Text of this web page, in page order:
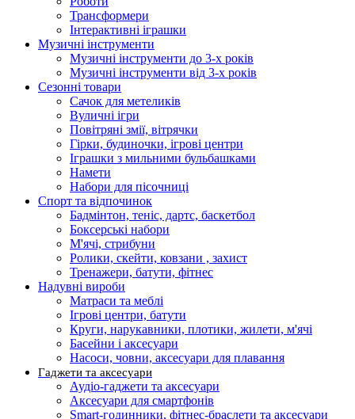
Трансформери
Інтерактивні іграшки
Музичні інструменти
Музичні інструменти до 3-х років
Музичні інструменти від 3-х років
Сезонні товари
Сачок для метеликів
Вуличні ігри
Повітряні змії, вітрячки
Гірки, будиночки, ігрові центри
Іграшки з мильними бульбашками
Намети
Набори для пісочниці
Спорт та відпочинок
Бадмінтон, теніс, дартс, баскетбол
Боксерські набори
М'ячі, стрибуни
Ролики, скейти, ковзани , захист
Тренажери, батути, фітнес
Надувні вироби
Матраси та меблі
Ігрові центри, батути
Круги, нарукавники, плотики, жилети, м'ячі
Басейни і аксесуари
Насоси, човни, аксесуари для плавання
Гаджети та аксесуари
Аудіо-гаджети та аксесуари
Аксесуари для смартфонів
Smart-годинники, фітнес-браслети та аксесуари